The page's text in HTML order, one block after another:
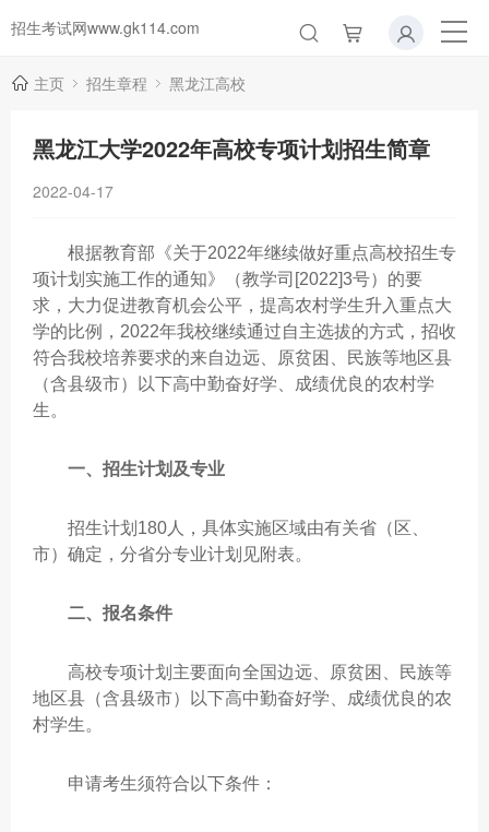
招生考试网www.gk114.com
主页 招生章程 黑龙江高校
黑龙江大学2022年高校专项计划招生简章
2022-04-17
根据教育部《关于2022年继续做好重点高校招生专
项计划实施工作的通知》（教学司[2022]3号）的要
求，大力促进教育机会公平，提高农村学生升入重点大
学的比例，2022年我校继续通过自主选拔的方式，招收
符合我校培养要求的来自边远、原贫困、民族等地区县
（含县级市）以下高中勤奋好学、成绩优良的农村学
生。
一、招生计划及专业
招生计划180人，具体实施区域由有关省（区、
市）确定，分省分专业计划见附表。
二、报名条件
高校专项计划主要面向全国边远、原贫困、民族等
地区县（含县级市）以下高中勤奋好学、成绩优良的农
村学生。
申请考生须符合以下条件：